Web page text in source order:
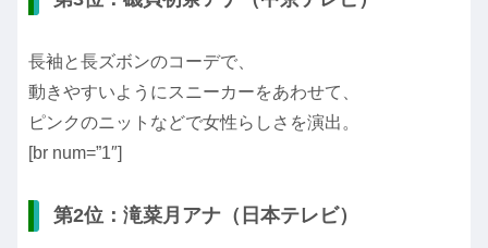
長袖と長ズボンのコーデで、
動きやすいようにスニーカーをあわせて、
ピンクのニットなどで女性らしさを演出。
[br num=”1″]
第2位：滝菜月アナ（日本テレビ）